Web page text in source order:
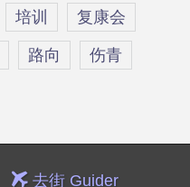
培训 复康会
路向 伤青
去街 Guider